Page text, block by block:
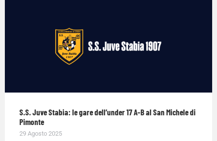
S.S. Juve Stabia: le gare dell’under 17 A-B al San Michele di
Pimonte
29 Agosto 2025